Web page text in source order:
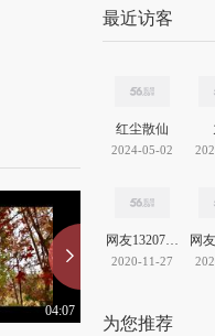
04:07
最近访客
红尘散仙
2024-05-02
网友13207497013178531
2020-11-27
为您推荐